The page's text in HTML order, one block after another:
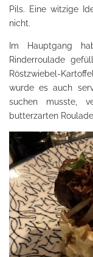
Pils. Eine witzige
nicht.
Im Hauptgang
Rinderroulade
Röstzwiebel-
wurde es auch
suchen musste,
butterzarten